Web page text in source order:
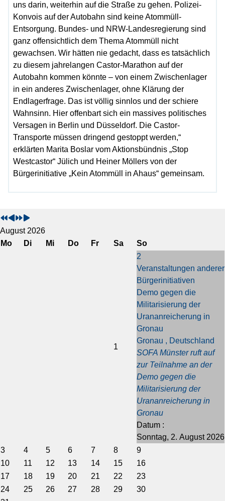
uns darin, weiterhin auf die Straße zu gehen. Polizei-
Konvois auf der Autobahn sind keine Atommüll-
Entsorgung. Bundes- und NRW-Landesregierung sind
ganz offensichtlich dem Thema Atommüll nicht
gewachsen. Wir hätten nie gedacht, dass es tatsächlich
zu diesem jahrelangen Castor-Marathon auf der
Autobahn kommen könnte – von einem Zwischenlager
in ein anderes Zwischenlager, ohne Klärung der
Endlagerfrage. Das ist völlig sinnlos und der schiere
Wahnsinn. Hier offenbart sich ein massives politisches
Versagen in Berlin und Düsseldorf. Die Castor-
Transporte müssen dringend gestoppt werden,“
erklärten Marita Boslar vom Aktionsbündnis „Stop
Westcastor“ Jülich und Heiner Möllers von der
Bürgerinitiative „Kein Atommüll in Ahaus“ gemeinsam.
o
r
o
h
ä ä
August 2026
Mo
Di Mi Do Fr Sa So
1
2
Veranstaltungen anderer
Bürgerinitiativen
Demo gegen die
Militarisierung der
Urananreicherung in
Gronau
Gronau , Deutschland
SOFA Münster ruft auf
zur Teilnahme an der
Demo gegen die
Militarisierung der
Urananreicherung in
Gronau
Datum :
Sonntag, 2. August 2026
3
4 5 6 7 8
9
10
11 12 13 14 15
16
17
18 19 20 21 22
23
24
25 26 27 28 29
30